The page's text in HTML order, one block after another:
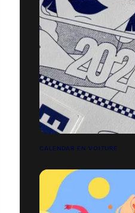
CALENDAR EN VOITURE